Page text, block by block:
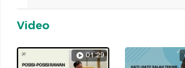
Video
01:29